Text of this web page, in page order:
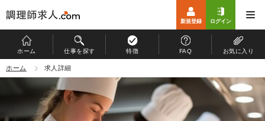
ホーム 仕事を探す 特徴 FAQ お気に入り
新規登録 ログイン
ホーム
仕事を探す
ホーム 求人詳細